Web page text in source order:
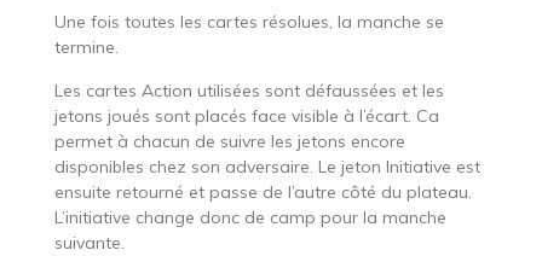
Une fois toutes les cartes résolues, la manche se
termine.
Les cartes Action utilisées sont défaussées et les
jetons joués sont placés face visible à l’écart. Ca
permet à chacun de suivre les jetons encore
disponibles chez son adversaire. Le jeton Initiative est
ensuite retourné et passe de l’autre côté du plateau.
L’initiative change donc de camp pour la manche
suivante.